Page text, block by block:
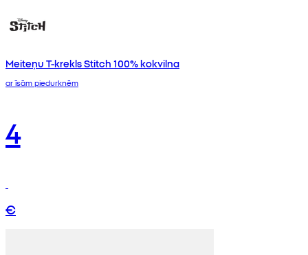
Meiteņu T-krekls Stitch 100% kokvilna
ar īsām piedurknēm
4
€